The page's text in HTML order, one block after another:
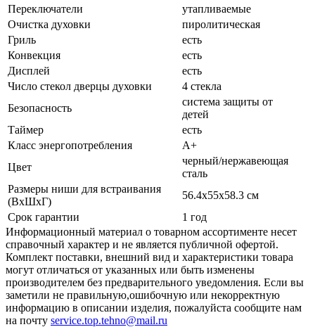
Переключатели
утапливаемые
Очистка духовки
пиролитическая
Гриль
есть
Конвекция
есть
Дисплей
есть
Число стекол дверцы духовки
4 стекла
Безопасность
система защиты от
детей
Таймер
есть
Класс энергопотребления
A+
Цвет
черный/нержавеющая
сталь
Размеры ниши для встраивания
(ВхШхГ)
56.4x55x58.3 см
Срок гарантии
1 год
Информационный материал о товарном ассортименте несет
справочный характер и не является публичной офертой.
Комплект поставки, внешний вид и характеристики товара
могут отличаться от указанных или быть изменены
производителем без предварительного уведомления. Если вы
заметили не правильную,ошибочную или некорректную
информацию в описании изделия, пожалуйста сообщите нам
на почту service.top.tehno@mail.ru